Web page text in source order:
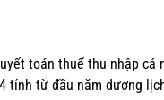
toán thuế thu nhập cá
tính từ đầu năm dương